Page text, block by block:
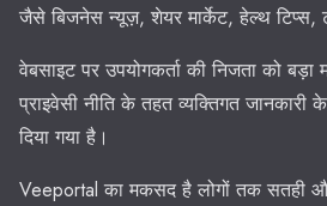
जैसे बिजनेस न्यूज़, शेयर मार्केट, हेल्थ टिप्स,
वेबसाइट पर उपयोगकर्ता की निजता को
प्राइवेसी नीति के तहत व्यक्तिगत जानकारी
दिया गया है।
Veeportal का मकसद है लोगों तक सतही